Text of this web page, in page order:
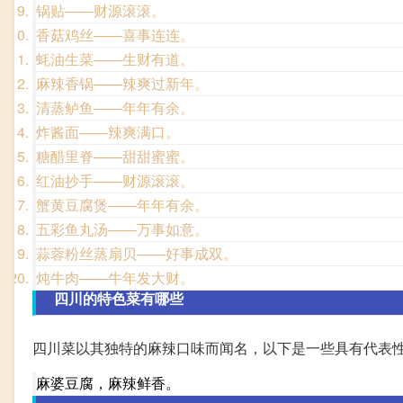
锅贴——财源滚滚。
香菇鸡丝——喜事连连。
蚝油生菜——生财有道。
麻辣香锅——辣爽过新年。
清蒸鲈鱼——年年有余。
炸酱面——辣爽满口。
糖醋里脊——甜甜蜜蜜。
红油抄手——财源滚滚。
蟹黄豆腐煲——年年有余。
五彩鱼丸汤——万事如意。
蒜蓉粉丝蒸扇贝——好事成双。
炖牛肉——牛年发大财。
四川的特色菜有哪些
四川菜以其独特的麻辣口味而闻名，以下是一些具有代表
麻婆豆腐，麻辣鲜香。